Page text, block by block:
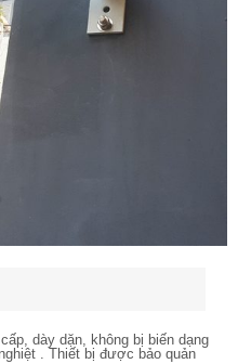
dày dặn, không bị biến dạng
. Thiết bị được bảo quản